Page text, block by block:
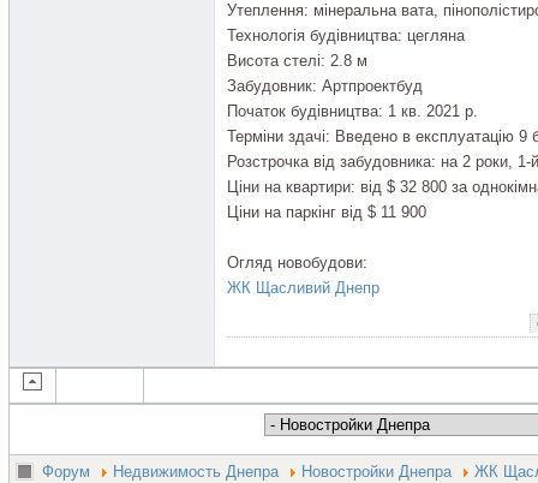
Утеплення: мінеральна вата,
Технологія будівництва: цегляна
Висота стелі: 2.8 м
Забудовник: Артпроектбуд
Початок будівництва: 1 кв. 2021 р.
Терміни здачі: Введено в експлуатацію
Розстрочка від забудовника: на 2 роки, 1-
Ціни на квартири: від $ 32 800 за
Ціни на паркінг від $ 11 900
Огляд новобудови:
ЖК Щасливий Днепр
Форум Недвижимость Днепра Новостройки Днепра ЖК